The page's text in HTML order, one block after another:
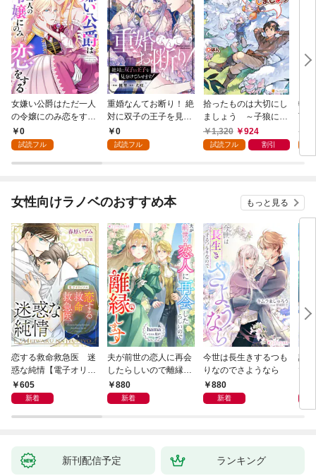
女嫌い公爵はただ一人
の令嬢にのみ恋をする
（分冊版）第１話
0
試読フル
重婚なんてお断り！ 絶
対に双子の王子を見分
けてみせます！（分冊
版） 第１話
0
試読フル
拾ったものは大切にし
ましょう ～子狼に気
に入られた男の転移物
語～
1,320 924
試読フル 割引
転
下
冒
女性向けラノベのおすすめ本 もっと見る
恋する救命救急医 迷
惑な純情【電子オリジ
ナル】
605
新着
夫が前世の恋人に再会
したらしいので離縁し
ます880
新着
今世は長生きするつも
りなのでさようなら
880
新着
話
で
新刊配信予定 ランキング